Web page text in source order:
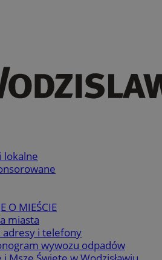
lokalne
O MIEŚCIE
miasta
adresy i telefony
wywozu odpadów